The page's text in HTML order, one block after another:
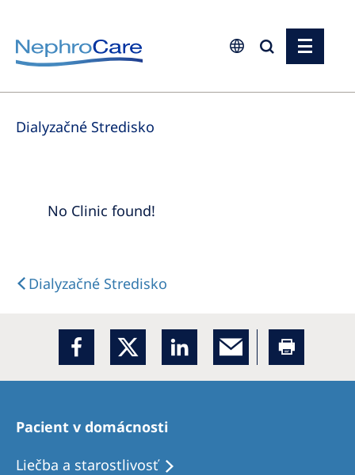
Europe
Czech Republic
Israel
Netherlands
Portugal
Romania
Serbia
Slovakia
Dialyzačné Stredisko
No Clinic found!
Dialyzačné Stredisko
Pacient v domácnosti
Liečba a starostlivosť